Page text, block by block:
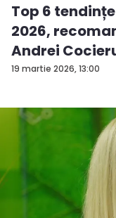
19 martie 2026, 13:00
Top 6
2026,
Andrei